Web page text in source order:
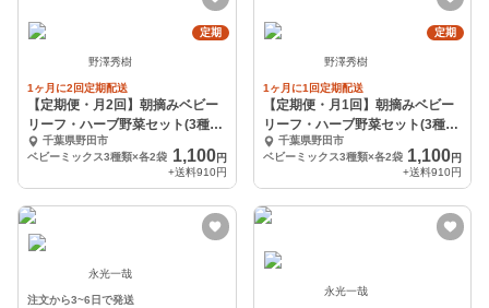
定期
野澤秀樹
1ヶ月に2回定期配送
【定期便・月2回】朝摘みベビー
リーフ・ハーブ野菜セット(3種
類)新鮮野菜を食卓に
千葉県野田市
ベビーミックス3種類×各2袋 1,100円
+送料910円
定期
野澤秀樹
1ヶ月に1回定期配送
【定期便・月1回】朝摘みベビー
リーフ・ハーブ野菜セット(3種
類)新鮮野菜を食卓に
千葉県野田市
ベビーミックス3種類×各2袋 1,100円
+送料910円
永光一哉
注文から3~6日で発送
永光一哉